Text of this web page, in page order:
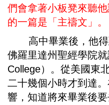
們會拿著小板凳來聽
的一篇是「主禱文」。
高中畢業後，他得
佛羅里達州聖經學院
College）。從美國東
二十幾個小時才到達
響，知道將來畢業後要